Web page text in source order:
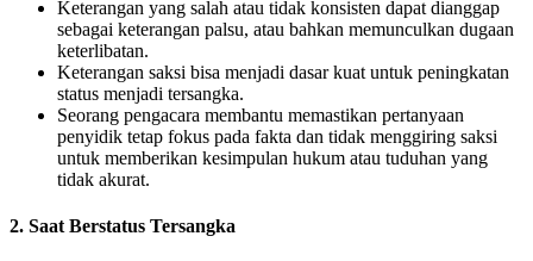
Keterangan yang salah atau tidak konsisten dapat dianggap
sebagai keterangan palsu, atau bahkan memunculkan dugaan
keterlibatan.
Keterangan saksi bisa menjadi dasar kuat untuk peningkatan
status menjadi tersangka.
Seorang pengacara membantu memastikan pertanyaan
penyidik tetap fokus pada fakta dan tidak menggiring saksi
untuk memberikan kesimpulan hukum atau tuduhan yang
tidak akurat.
2. Saat Berstatus Tersangka